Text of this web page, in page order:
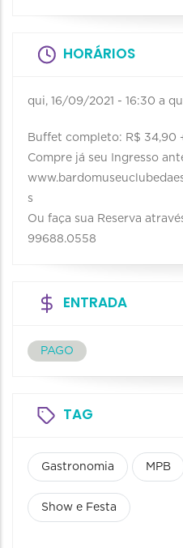
HORÁRIOS
qui, 16/09/2021 - 16:30 a
Buffet completo: R$ 34,90
Compre já seu Ingresso
s
Ou faça sua Reserva
99688.0558
ENTRADA
PAGO
TAG
Gastronomia MPB
Show e Festa